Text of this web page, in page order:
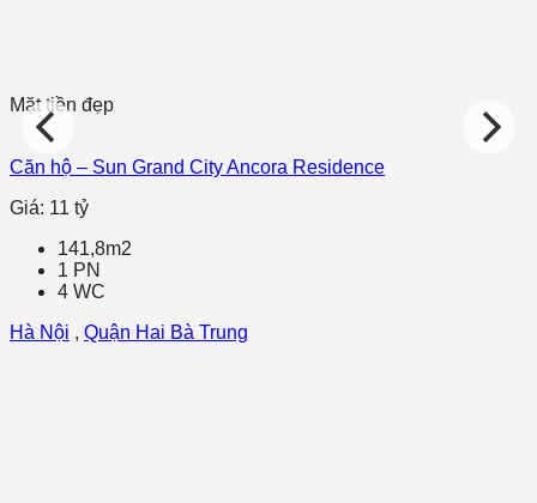
Mặt tiền đẹp
Căn hộ – Sun Grand City Ancora Residence
Giá: 11 tỷ
141,8m2
1 PN
4 WC
Hà Nội , Quận Hai Bà Trung